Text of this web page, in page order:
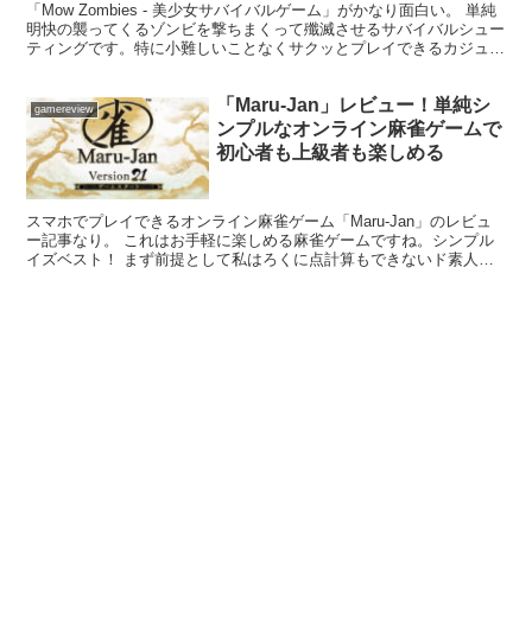
「Mow Zombies - 美少女サバイバルゲーム」がかなり面白い。 単純
明快の襲ってくるゾンビを撃ちまくって殲滅させるサバイバルシュー
ティングです。特に小難しいことなくサクッとプレイできるカジュア
gamereview
「Maru-Jan」レビュー！単純シ
ンプルなオンライン麻雀ゲームで
初心者も上級者も楽しめる
スマホでプレイできるオンライン麻雀ゲーム「Maru-Jan」のレビュ
ー記事なり。 これはお手軽に楽しめる麻雀ゲームですね。シンプル
イズベスト！ まず前提として私はろくに点計算もできないド素人で